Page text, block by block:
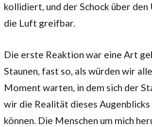
kollidiert, und der Schock über den
die Luft greifbar.
Die erste Reaktion war eine Art
Staunen, fast so, als würden wir
Moment warten, in dem sich der
wir die Realität dieses
können. Die Menschen um mich